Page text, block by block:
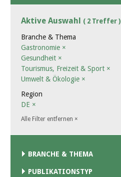
Aktive Auswahl ( 2 Treffer )
Branche & Thema
Gastronomie ×
Gesundheit ×
Tourismus, Freizeit & Sport ×
Umwelt & Ökologie ×
Region
DE ×
Alle Filter entfernen ×
BRANCHE & THEMA
PUBLIKATIONSTYP